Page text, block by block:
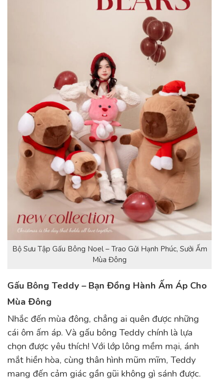
Bộ Sưu Tập Gấu Bông Noel – Trao Gửi Hạnh Phúc, Sưởi Ấm
Mùa Đông
Gấu Bông Teddy – Bạn Đồng Hành Ấm Áp Cho
Mùa Đông
Nhắc đến mùa đông, chẳng ai quên được những
cái ôm ấm áp. Và gấu bông Teddy chính là lựa
chọn được yêu thích! Với lớp lông mềm mại, ánh
mắt hiền hòa, cùng thân hình mũm mĩm, Teddy
mang đến cảm giác gần gũi không gì sánh được.